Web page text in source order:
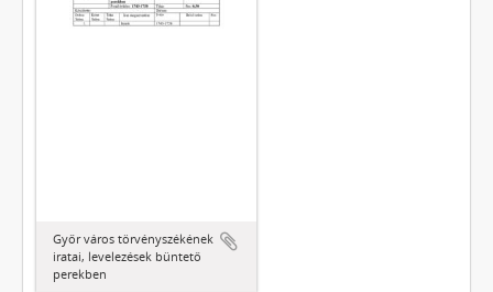
Győr város törvényszékének
iratai, levelezések büntető
perekben